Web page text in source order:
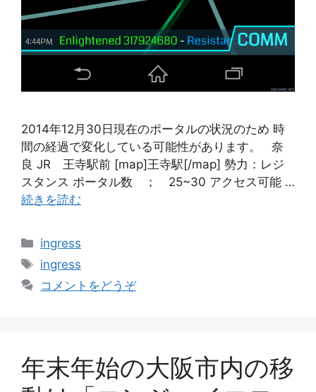
2014年12月30日現在のポータルの状況のため 時
間の経過で変化している可能性があります。 奈
良 JR 王寺駅前 [map]王寺駅[/map] 勢力：レジ
スタンス ポータル数 ； 25~30 アクセス可能 …
続きを読む
カ
テ
リ
ingress
タ
グ
ingress
コメントをどうぞ
年末年始の大阪市内の移